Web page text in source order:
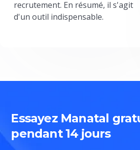
recrutement. En résumé, il s'agit
d'un outil indispensable.
Essayez Manatal
pendant 14 jours